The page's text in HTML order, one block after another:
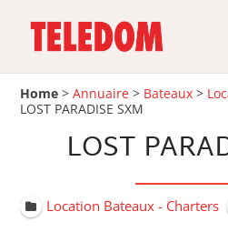
Home >Annuaire > Bateaux >
LOST PARADISE SXM
LOST
Location Bateaux - Charters